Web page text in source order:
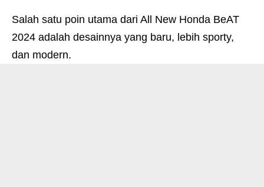
Salah satu poin utama dari All New Honda BeAT
2024 adalah desainnya yang baru, lebih sporty,
dan modern.